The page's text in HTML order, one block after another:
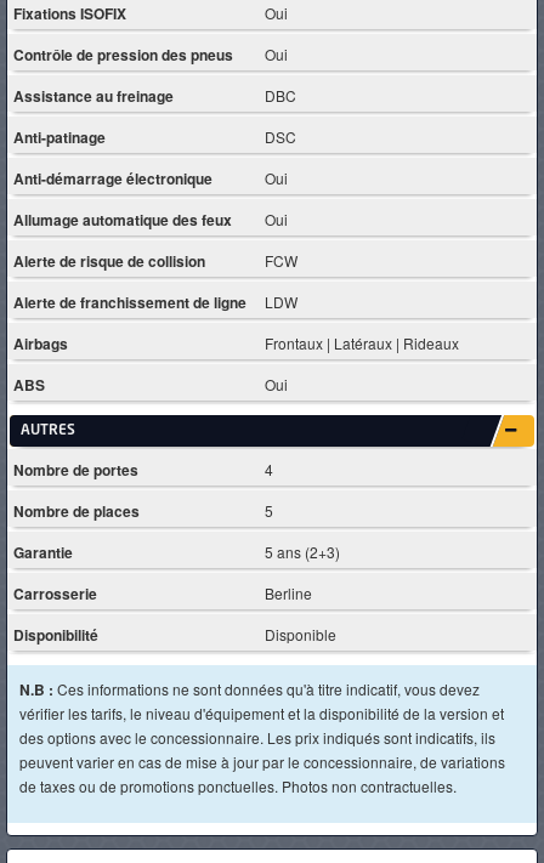
Fixations ISOFIX Oui
Contrôle de pression des pneus Oui
Assistance au freinage DBC
Anti-patinage DSC
Anti-démarrage électronique Oui
Allumage automatique des feux Oui
Alerte de risque de collision FCW
Alerte de franchissement de ligne LDW
Airbags Frontaux | Latéraux | Rideaux
ABS Oui
AUTRES
Nombre de portes 4
Nombre de places 5
Garantie 5 ans (2+3)
Carrosserie Berline
Disponibilité Disponible
N.B : Ces informations ne sont données qu'à titre indicatif, vous devez
vérifier les tarifs, le niveau d'équipement et la disponibilité de la version et
des options avec le concessionnaire. Les prix indiqués sont indicatifs, ils
peuvent varier en cas de mise à jour par le concessionnaire, de variations
de taxes ou de promotions ponctuelles. Photos non contractuelles.